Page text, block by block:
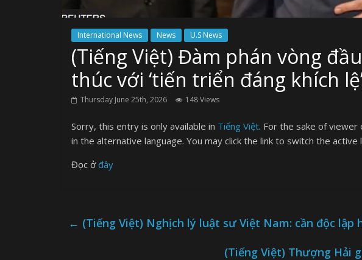
International News News U.S News
(Tiếng Việt) Đàm phán vòng
thúc với ‘tiến triển đáng khích
Thursday June 25th, 2026 148 Views
Sorry, this entry is only available in Tiếng Việt. For the sake of
in the alternative language. You may click the link to switch the active
Đọc ởđây
← (Tiếng Việt) Nghịch lý luật sư Việt Nam: cần độc lập
(Tiếng Việt) Thượng Hải